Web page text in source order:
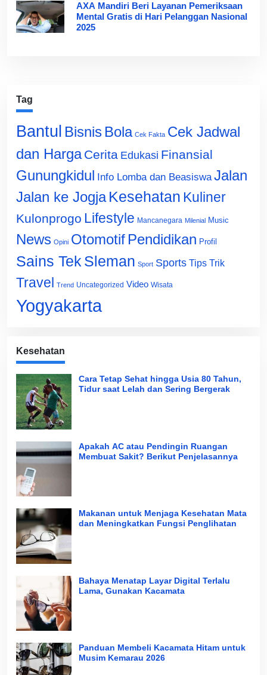
AXA Mandiri Beri Layanan Pemeriksaan
Mental Gratis di Hari Pelanggan Nasional
2025
Tag
Bantul Bisnis Bola Cek Fakta Cek Jadwal
dan Harga Cerita Edukasi Finansial
Gunungkidul Info Lomba dan Beasiswa Jalan
Jalan ke Jogja Kesehatan Kuliner
Kulonprogo Lifestyle Mancanegara Milenial Music
News Opini Otomotif Pendidikan Profil
Sains Tek Sleman Sport Sports Tips Trik
Travel Trend Uncategorized Video Wisata
Yogyakarta
Kesehatan
Cara Tetap Sehat hingga Usia 80 Tahun,
Tidur saat Lelah dan Sering Bergerak
Apakah AC atau Pendingin Ruangan
Membuat Sakit? Berikut Penjelasannya
Makanan untuk Menjaga Kesehatan Mata
dan Meningkatkan Fungsi Penglihatan
Bahaya Menatap Layar Digital Terlalu
Lama, Gunakan Kacamata
Panduan Membeli Kacamata Hitam untuk
Musim Kemarau 2026